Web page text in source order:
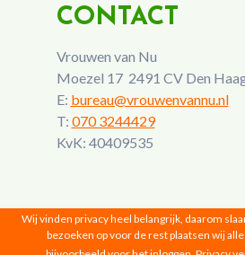
CONTACT
Vrouwen van Nu
Moezel 17 2491 CV Den
E: bureau@vrouwenvannu.nl
T: 070 3244429
KvK: 40409535
Wij vinden privacy heel belangrijk, daarom
bezoeken op voor de rest plaatsen wij